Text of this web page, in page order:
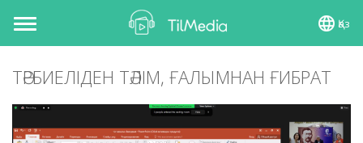
Toggle
navigation
Қаз
ТӘРБИЕЛІДЕН ТӘЛІМ, ҒАЛЫМНАН ҒИБРАТ